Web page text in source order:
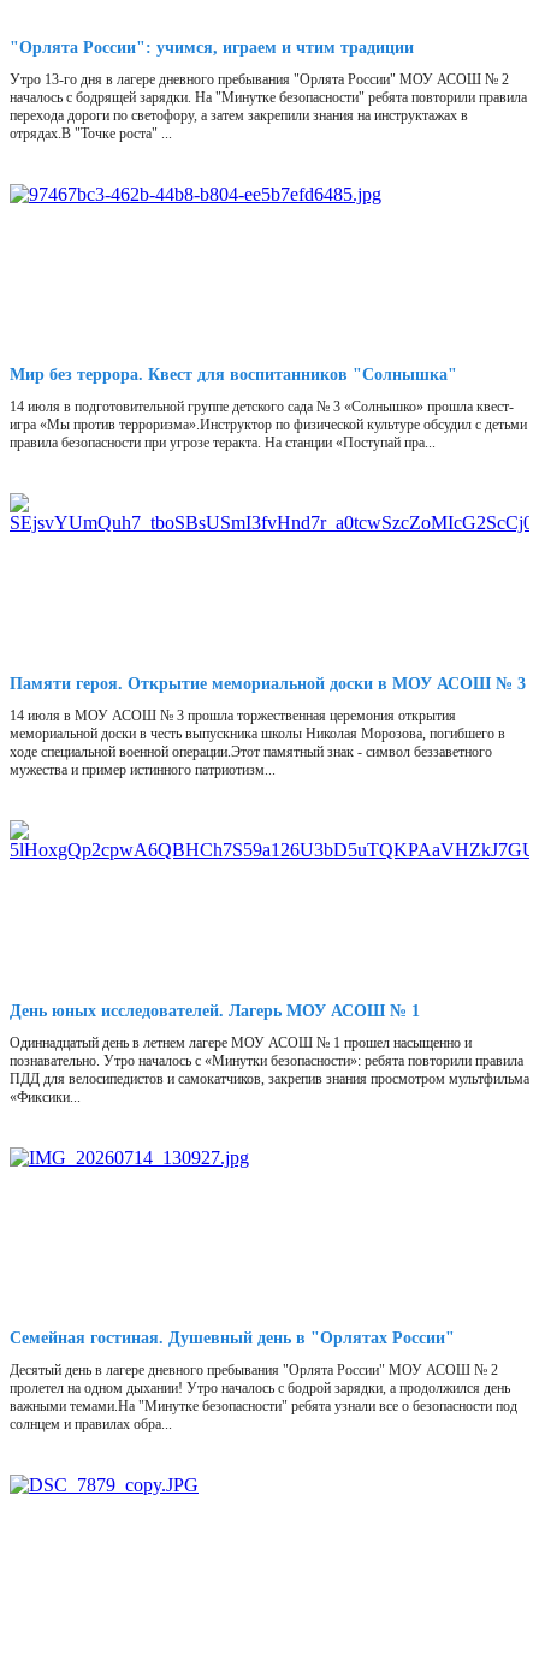
"Орлята России": учимся, играем и чтим традиции
Утро 13-го дня в лагере дневного пребывания "Орлята России" МОУ АСОШ № 2
началось с бодрящей зарядки. На "Минутке безопасности" ребята повторили правила
перехода дороги по светофору, а затем закрепили знания на инструктажах в
отрядах.В "Точке роста" ...
Мир без террора. Квест для воспитанников "Солнышка"
14 июля в подготовительной группе детского сада № 3 «Солнышко» прошла квест-
игра «Мы против терроризма».Инструктор по физической культуре обсудил с детьми
правила безопасности при угрозе теракта. На станции «Поступай пра...
Памяти героя. Открытие мемориальной доски в МОУ АСОШ № 3
14 июля в МОУ АСОШ № 3 прошла торжественная церемония открытия
мемориальной доски в честь выпускника школы Николая Морозова, погибшего в
ходе специальной военной операции.Этот памятный знак - символ беззаветного
мужества и пример истинного патриотизм...
День юных исследователей. Лагерь МОУ АСОШ № 1
Одиннадцатый день в летнем лагере МОУ АСОШ № 1 прошел насыщенно и
познавательно. Утро началось с «Минутки безопасности»: ребята повторили правила
ПДД для велосипедистов и самокатчиков, закрепив знания просмотром мультфильма
«Фиксики...
Семейная гостиная. Душевный день в "Орлятах России"
Десятый день в лагере дневного пребывания "Орлята России" МОУ АСОШ № 2
пролетел на одном дыхании! Утро началось с бодрой зарядки, а продолжился день
важными темами.На "Минутке безопасности" ребята узнали все о безопасности под
солнцем и правилах обра...